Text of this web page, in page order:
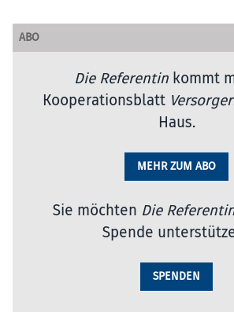
ABO
Die Referentinkommt
Kooperationsblatt
Haus.
MEHR ZUM ABO
Sie möchten Die
Spende
SPENDEN